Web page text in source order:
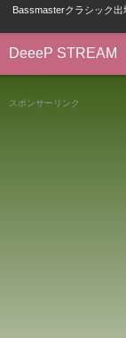
Bassmasterクラシック
DeeeP STREAM
スポンサーリンク